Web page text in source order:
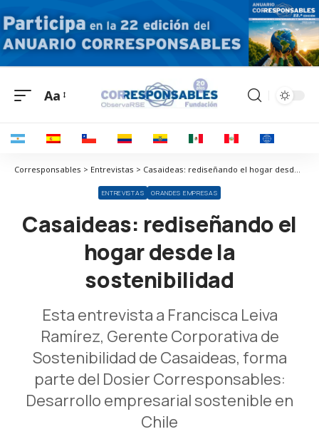
Aa
Corresponsables > Entrevistas > Casaideas: rediseñando el hogar desde la sostenibilidad
ENTREVISTAS GRANDES EMPRESAS
Casaideas: rediseñando el
hogar desde la
sostenibilidad
Esta entrevista a Francisca Leiva
Ramírez, Gerente Corporativa de
Sostenibilidad de Casaideas, forma
parte del Dosier Corresponsables:
Desarrollo empresarial sostenible en
Chile